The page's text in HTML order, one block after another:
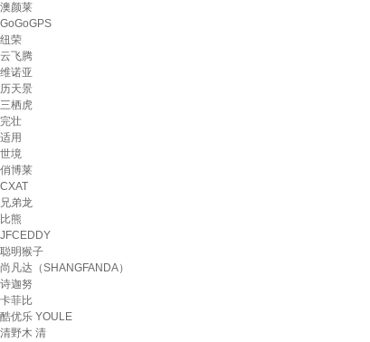
澳颜莱
GoGoGPS
纽荣
云飞腾
维诺亚
历天景
三栖虎
完壮
适用
世境
俏博莱
CXAT
兄弟龙
比熊
JFCEDDY
聪明猴子
尚凡达（SHANGFANDA）
诗迦努
卡菲比
酷优乐 YOULE
清野木 清